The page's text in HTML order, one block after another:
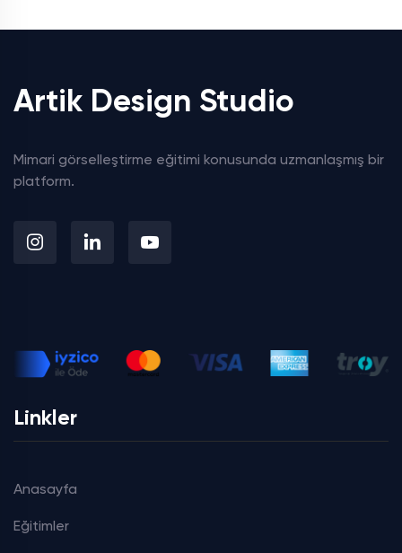
Artik Design Studio
Mimari görselleştirme eğitimi konusunda uzmanlaşmış bir
platform.
Linkler
Anasayfa
Eğitimler